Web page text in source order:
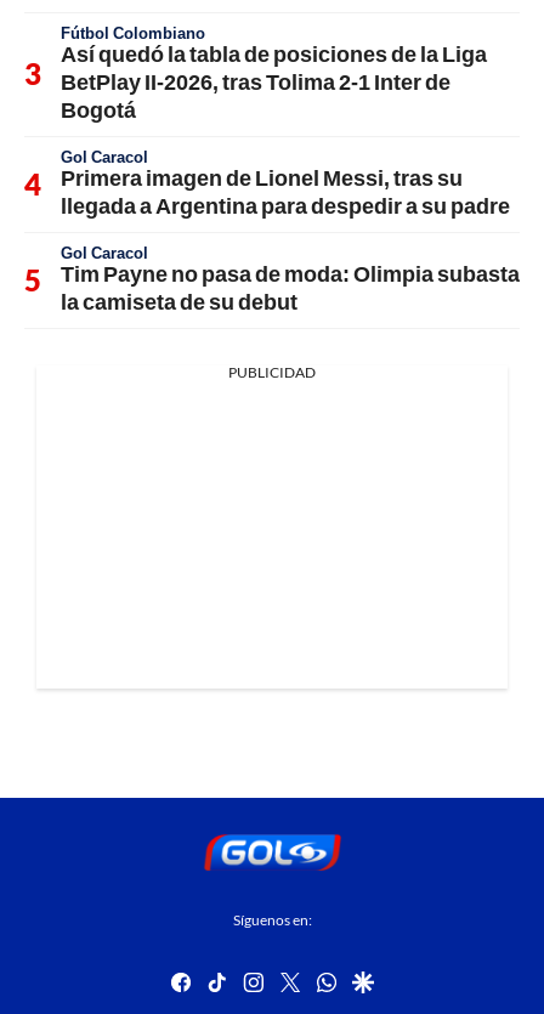
Fútbol Colombiano
Así quedó la tabla de posiciones de la Liga
BetPlay II-2026, tras Tolima 2-1 Inter de
Bogotá
Gol Caracol
Primera imagen de Lionel Messi, tras su
llegada a Argentina para despedir a su padre
Gol Caracol
Tim Payne no pasa de moda: Olimpia subasta
la camiseta de su debut
PUBLICIDAD
Síguenos en:
facebook
tiktok instagram
twitterwhatsapp
google